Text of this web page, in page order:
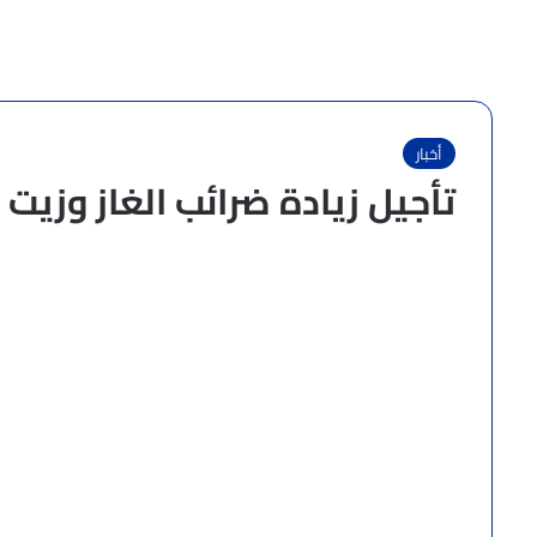
أخبار
تأجيل زيادة ضرائب الغاز